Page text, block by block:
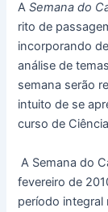
ASemana do
rito de
incorporando
análise de
semana serão
intuito de se
curso de
A Semana do
fevereiro de
período integral